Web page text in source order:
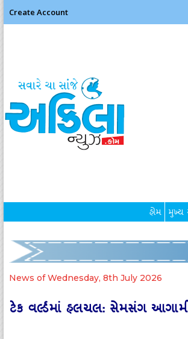
Create Account
હોમ મુખ્ય
News of Wednesday, 8th July 2026
ટેક વર્લ્ડમાં હલચલ: સેમસંગ